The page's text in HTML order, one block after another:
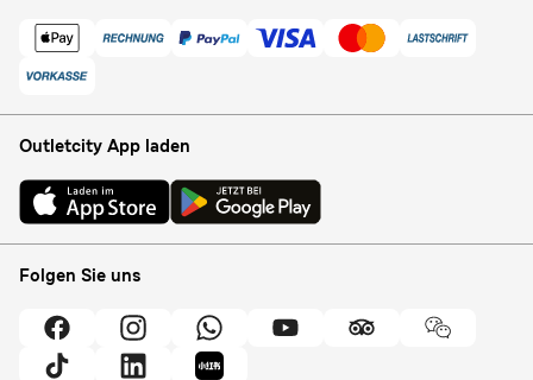
Outletcity App laden
Folgen Sie uns